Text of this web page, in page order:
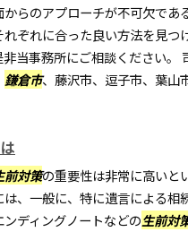
からのアプローチが不可欠であ
ぞれに合った良い方法を見つ
非当事務所にご相談ください。
鎌倉市、藤沢市、逗子市、葉山
前対策の重要性は非常に高いと
、一般に、特に遺言による相
ディングノートなどの生前対